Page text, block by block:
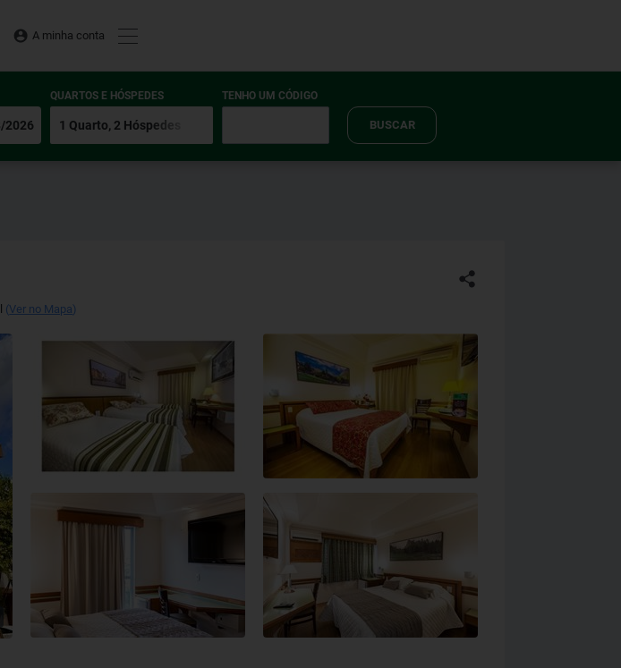
A minha conta
QUARTOS E HÓSPEDES TENHO UM CÓDIGO
BUSCAR
(Ver no Mapa)